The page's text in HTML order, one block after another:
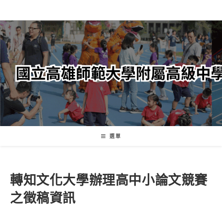
轉
至
主
內
容
選單
轉知文化大學辦理高中小論文競賽
之徵稿資訊